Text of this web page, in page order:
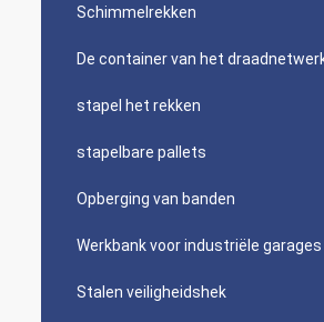
Schimmelrekken
De container van het
stapel het rekken
stapelbare pallets
Opberging van banden
Werkbank voor industriële garages
Stalen veiligheidshek